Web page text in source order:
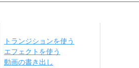
トランジションを使う
エフェクトを使う
動画の書き出し